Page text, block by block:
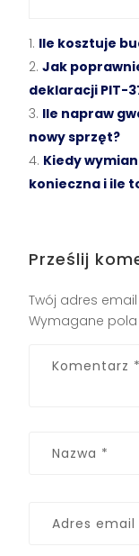
Ile kosztuje
Jak
deklaracji PIT-
Ile napraw
nowy sprzęt?
Kiedy
konieczna i ile
Prześlij
Twój adres
Wymagane